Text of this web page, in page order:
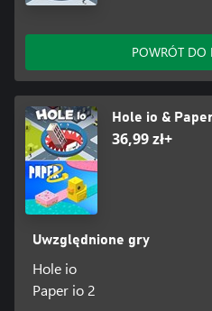
POWRÓT DO
Hole io &
36,99 zł+
Uwzględnione gry
Hole io
Paper io 2